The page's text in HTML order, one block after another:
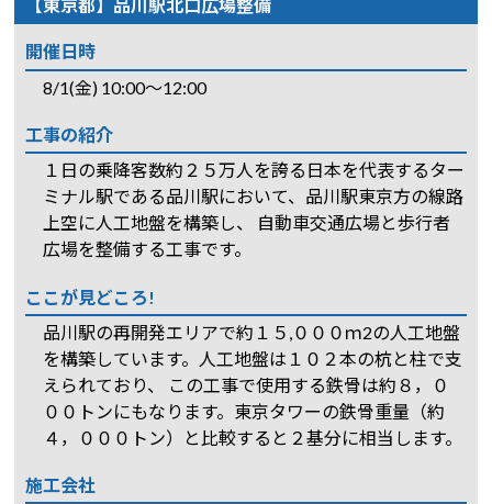
【東京都】品川駅北口広場整備
開催日時
8/1(金) 10:00～12:00
工事の紹介
１日の乗降客数約２５万人を誇る日本を代表するター
ミナル駅である品川駅において、品川駅東京方の線路
上空に人工地盤を構築し、 自動車交通広場と歩行者
広場を整備する工事です。
ここが見どころ!
品川駅の再開発エリアで約１５,０００ｍ2の人工地盤
を構築しています。人工地盤は１０２本の杭と柱で支
えられており、 この工事で使用する鉄骨は約８，０
００トンにもなります。東京タワーの鉄骨重量（約
４，０００トン）と比較すると２基分に相当します。
施工会社